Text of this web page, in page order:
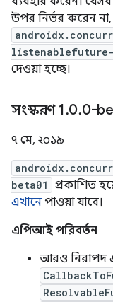
উপর নির্ভর করেন
দেওয়া হচ্ছে।
সংস্করণ 1.0.0-
৭ মে, ২০১৯
beta01
প্রকাশিত
এখানে পাওয়া যাবে।
এপিআই পরিবর্তন
আরও নিরাপদ